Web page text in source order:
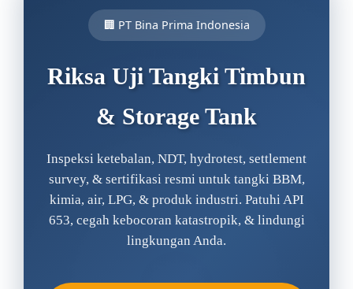
🏢 PT Bina Prima Indonesia
Riksa Uji Tangki Timbun
& Storage Tank
Inspeksi ketebalan, NDT, hydrotest, settlement
survey, & sertifikasi resmi untuk tangki BBM,
kimia, air, LPG, & produk industri. Patuhi API
653, cegah kebocoran katastropik, & lindungi
lingkungan Anda.